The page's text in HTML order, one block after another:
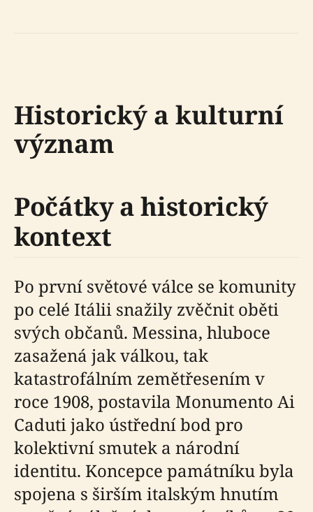
Historický a kulturní
význam
Počátky a historický
kontext
Po první světové válce se komunity
po celé Itálii snažily zvěčnit oběti
svých občanů. Messina, hluboce
zasažená jak válkou, tak
katastrofálním zemětřesením v
roce 1908, postavila Monumento Ai
Caduti jako ústřední bod pro
kolektivní smutek a národní
identitu. Koncepce památníku byla
spojena s širším italským hnutím